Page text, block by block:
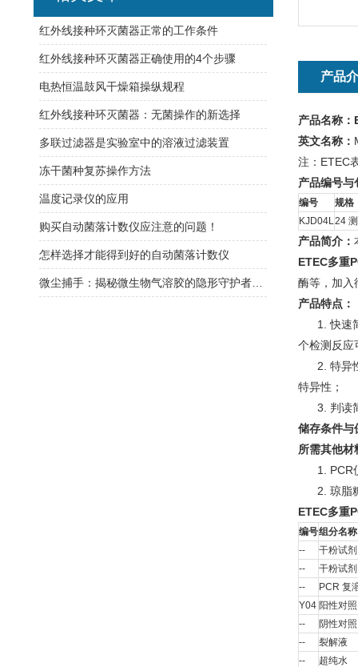
产品
产品名称：
英文名称：
注：ETEC
产品编号与
编号
规格
KJD04L24
产品简介：
ETEC多重
酶等，加入
产品特点：
1. 快速简
个检测反应
2. 特异性
特异性；
3. 判读简
储存条件与
所需其他材
1. PCR仪
2. 琼脂糖
ETEC多重
编号组分名称
--
干粉试
--
干粉试
--
PCR 复
Y04 阳性对照
--
阴性对照
--
裂解液
--
超纯水
红外线接种环灭菌器正常的工作条件
红外线接种环灭菌器正确使用的4个步骤
电热恒温鼓风干燥箱操纵规程
红外线接种环灭菌器：无菌操作的新选择
多联过滤器是实验室中的溶液过滤装置
冻干菌种复苏操作方法
温度记录仪的应用
购买自动菌落计数仪应注意的问题！
怎样选择才能得到好的自动菌落计数仪